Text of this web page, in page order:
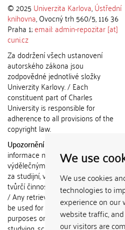
We use
We use cookies
technologies to
experience on our
website traffic,
our visitors are
© 2025 Univerzita Karlova,Ústřední
knihovna, Ovocný trh 560/5, 116 36
Praha 1;email: admin-repozitar [at]
cuni.cz
Za dodržení všech ustanovení
autorského zákona jsou
zodpovědné jednotlivé složky
Univerzity Karlovy. / Each
constituent part of Charles
University is responsible for
adherence to all provisions of the
copyright law.
Upozornění / Notice:
informace nemohou být použity k
výdělečným účelům nebo vydávány
za studijní, vědeckou nebo jinou
tvůrčí činnost jiné osoby než autora.
/ Any retrieved information shall not
be used for any commercial
purposes or claimed as results of